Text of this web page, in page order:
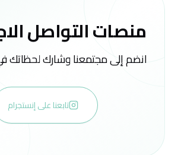
منصات التواصل
انضم إلى مجتمعنا وشارك
تابعنا على إنستجرام